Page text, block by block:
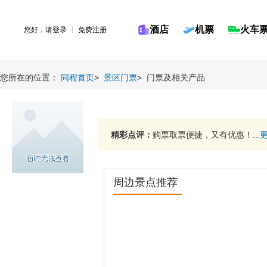
您好，请登录 免费注册 酒店 机票 火车
您所在的位置： 同程首页> 景区门票> 门票及相关产品
精彩点评： 购票取票便捷，又有优惠！...
周边景点推荐